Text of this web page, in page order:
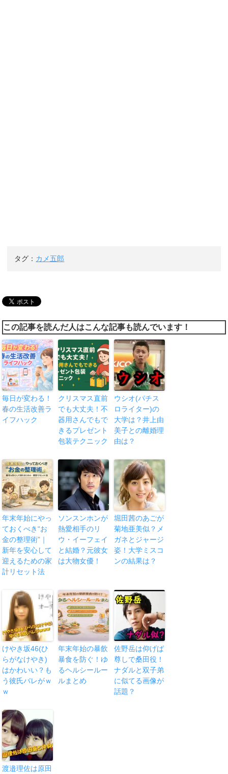
タグ： カメ五郎
この記事を読んだ人はこんな記事も読んでいます！
毎日が変わる！
春の生活改善ラ
イフハック
クリスマス直前
でも大丈夫！不
器用さんでもで
きるプレゼント
包装テクニック
ウシオ(パチス
ロライター)の
大学は？井上由
美子との離婚理
由は？
年末年始にやっ
ておくべき“お
金の整理術”｜
新年を安心して
迎えるための家
計リセット法
ソンスンホンが
熱愛相手のリ
ウ・イーフェイ
と結婚？元彼女
は大物女優！
堀田茜のあごが
菊地亜美似？メ
ガネとジャージ
姿！大学ミスコ
ンの結果は？
けやき坂46(ひ
らがなけやき)
はかわいい？も
う彼氏バレがｗ
ｗ
年末年始の暴飲
暴食を防ぐ！ゆ
るヘルシールー
ルまとめ
佐野岳は仰げば
尊しで桑田役！
ナダルと双子弟
に似てる画像が
話題？
渡邉理佐は原田